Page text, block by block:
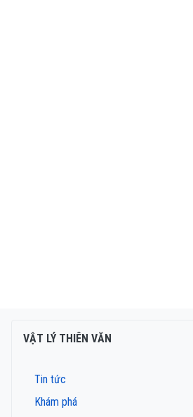
VẬT LÝ THIÊN VĂN
Tin tức
Khám phá